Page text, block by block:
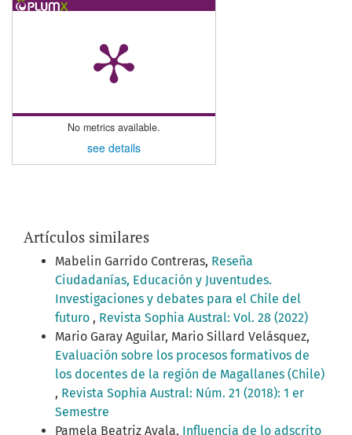
No metrics available.
see details
Artículos similares
Mabelin Garrido Contreras, Reseña
Ciudadanías, Educación y Juventudes.
Investigaciones y debates para el Chile del
futuro , Revista Sophia Austral: Vol. 28 (2022)
Mario Garay Aguilar, Mario Sillard Velásquez,
Evaluación sobre los procesos formativos de
los docentes de la región de Magallanes (Chile)
, Revista Sophia Austral: Núm. 21 (2018): 1 er
Semestre
Pamela Beatriz Ayala, Influencia de lo adscrito